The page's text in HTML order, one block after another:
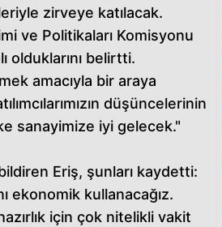
zirveye katılacak.
ve Politikaları Komisyonu
olduklarını belirtti.
amacıyla bir araya
düşüncelerinin
sanayimize iyi gelecek."
Eriş, şunları kaydetti:
ekonomik kullanacağız.
için çok nitelikli vakit